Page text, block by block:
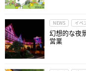
NEWS イベ
幻想的な夜
営業